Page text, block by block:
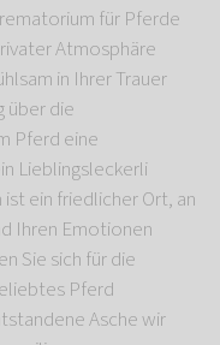
für Pferde
Atmosphäre
in Ihrer Trauer
über die
Pferd eine
Lieblingsleckerli
ist ein friedlicher Ort, an
Ihren Emotionen
Sie sich für die
Pferd
Asche wir